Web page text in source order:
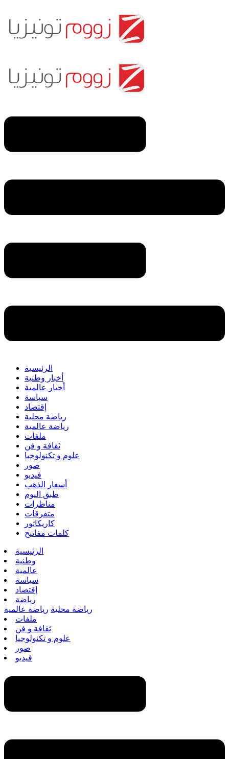
الرئيسية
أخبار وطنية
أخبار عالمية
سياسة
إقتصاد
رياضة محلية
رياضة عالمية
ملفات
ثقافة و فن
علوم و تكنولوجيا
صور
فيديو
أسعار الذهب
طبق اليوم
مناظرات
متفرقات
كاريكاتور
كلمات مفاتيح
الرئيسية
وطنية
عالمية
سياسة
إقتصاد
رياضة
رياضة محلية رياضة عالمية
ملفات
ثقافة و فن
علوم و تكنولوجيا
صور
فيديو